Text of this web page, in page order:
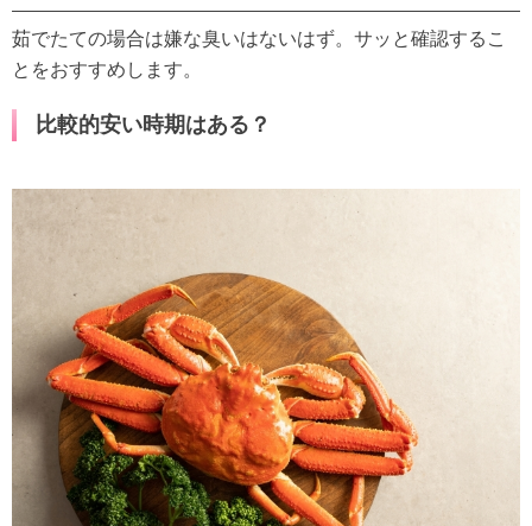
茹でたての場合は嫌な臭いはないはず。サッと確認するこ
とをおすすめします。
比較的安い時期はある？